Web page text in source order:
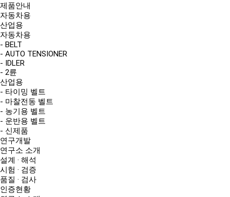
제품안내
자동차용
산업용
자동차용
- BELT
- AUTO TENSIONER
- IDLER
- 2륜
산업용
- 타이밍 벨트
- 마찰전동 벨트
- 농기용 벨트
- 운반용 벨트
- 신제품
연구개발
연구소 소개
설계 · 해석
시험 · 검증
품질 · 검사
인증현황